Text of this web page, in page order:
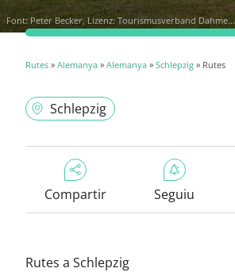
Font: Peter Becker, Lizenz: Tourismusverband Dahme...
Rutes » Alemanya » Alemanya » Schlepzig » Rutes
Schlepzig
Compartir Seguiu
Rutes a Schlepzig